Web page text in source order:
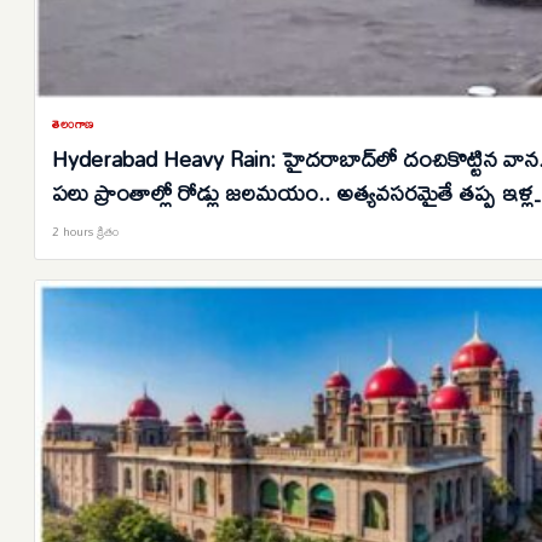
తెలంగాణ
Hyderabad Heavy Rain: హైదరాబాద్‌లో దంచికొట్టిన
పలు ప్రాంతాల్లో రోడ్లు జలమయం.. అత్యవసరమైతే తప్ప ఇళ్ల
నుంచి బయటకు రావొద్దని సూచన..
2 hours క్రితం